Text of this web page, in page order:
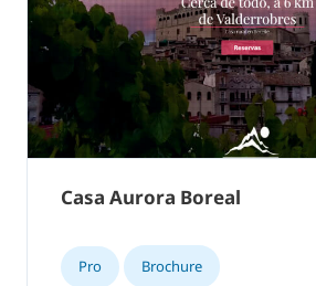
Casa Aurora Boreal
Pro Brochure